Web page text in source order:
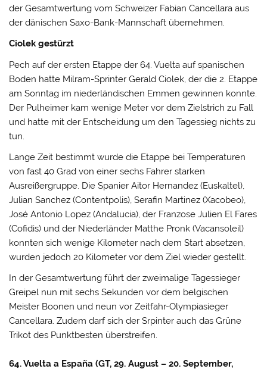
der Gesamtwertung vom Schweizer Fabian Cancellara aus
der dänischen Saxo-Bank-Mannschaft übernehmen.
Ciolek gestürzt
Pech auf der ersten Etappe der 64. Vuelta auf spanischen
Boden hatte Milram-Sprinter Gerald Ciolek, der die 2. Etappe
am Sonntag im niederländischen Emmen gewinnen konnte.
Der Pulheimer kam wenige Meter vor dem Zielstrich zu Fall
und hatte mit der Entscheidung um den Tagessieg nichts zu
tun.
Lange Zeit bestimmt wurde die Etappe bei Temperaturen
von fast 40 Grad von einer sechs Fahrer starken
Ausreißergruppe. Die Spanier Aitor Hernandez (Euskaltel),
Julian Sanchez (Contentpolis), Serafin Martinez (Xacobeo),
José Antonio Lopez (Andalucia), der Franzose Julien El Fares
(Cofidis) und der Niederländer Matthe Pronk (Vacansoleil)
konnten sich wenige Kilometer nach dem Start absetzen,
wurden jedoch 20 Kilometer vor dem Ziel wieder gestellt.
In der Gesamtwertung führt der zweimalige Tagessieger
Greipel nun mit sechs Sekunden vor dem belgischen
Meister Boonen und neun vor Zeitfahr-Olympiasieger
Cancellara. Zudem darf sich der Srpinter auch das Grüne
Trikot des Punktbesten überstreifen.
64. Vuelta a España (GT, 29. August – 20. September,